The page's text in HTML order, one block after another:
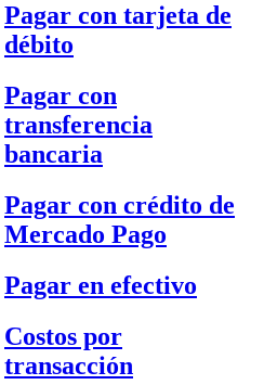
Pagar con tarjeta de
débito
Pagar con
transferencia
bancaria
Pagar con crédito de
Mercado Pago
Pagar en efectivo
Costos por
transacción